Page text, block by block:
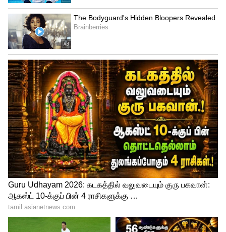
வெள்ளி விலை இரண்டு ரூபாய் குறைந்து
கிராம் வெள்ளி ரூ.78.00க்கு விற்பனை
செய்யப்படுகிறது. மேலும் ஒரு கிலோ
வெள்ளி ரூ.78,000க்கும் விற்பனை
செய்யப்படுகிறது.
LATEST VIDEOS